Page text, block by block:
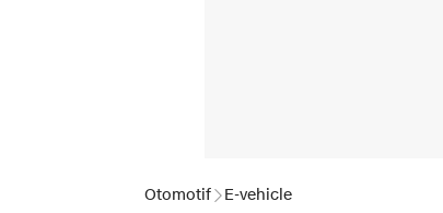
Otomotif E-vehicle